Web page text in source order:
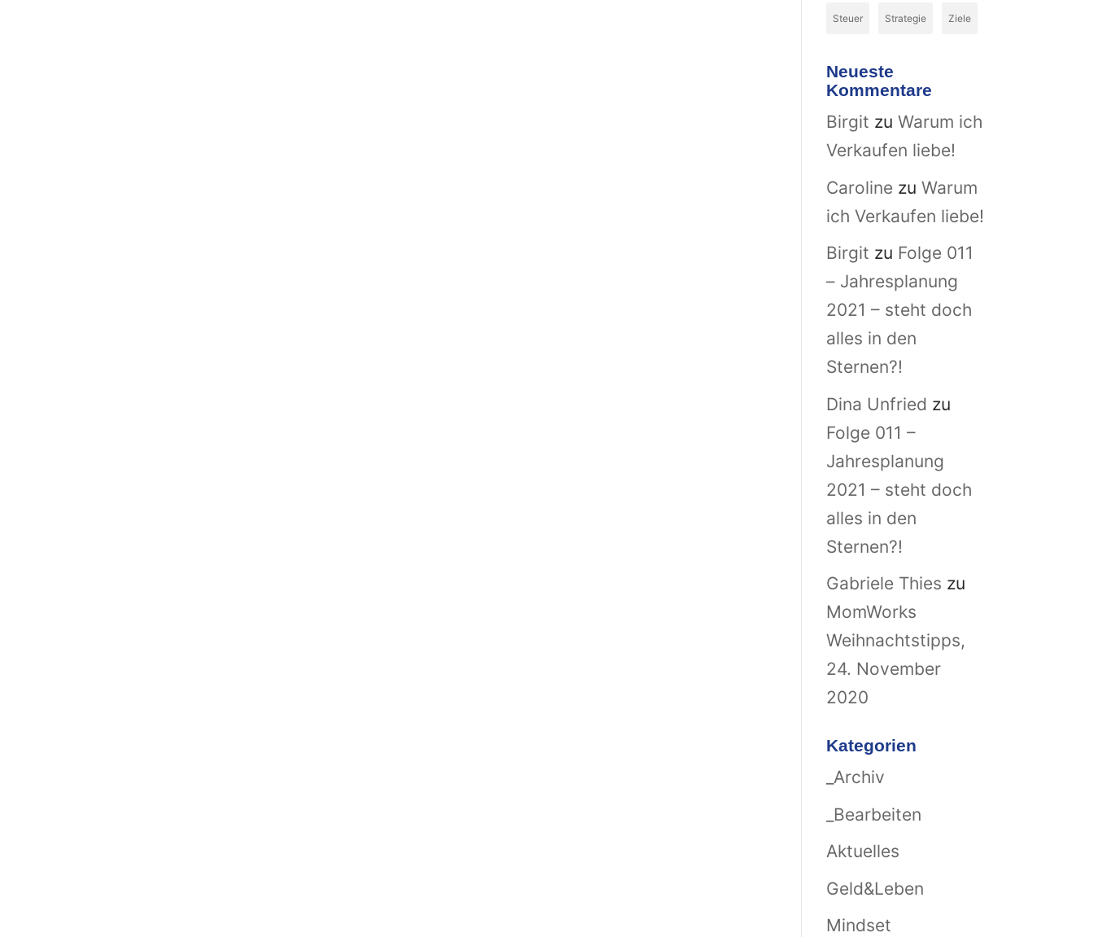
Steuer Strategie Ziele
Neueste
Kommentare
Birgit zuWarum ich
Verkaufen liebe!
Caroline zuWarum
ich Verkaufen liebe!
Birgit zu Folge 011
– Jahresplanung
2021 – steht doch
alles in den
Sternen?!
Dina Unfried zu
Folge 011 –
Jahresplanung
2021 – steht doch
alles in den
Sternen?!
Gabriele Thies zu
MomWorks
Weihnachtstipps,
24. November
2020
Kategorien
_Archiv
_Bearbeiten
Aktuelles
Geld&Leben
Mindset